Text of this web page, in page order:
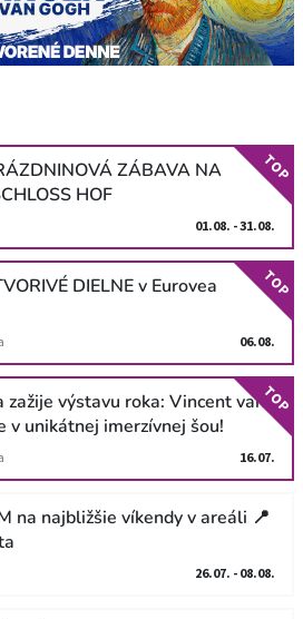
ZÁBAVA NA
HOF
01.08. - 31.08.
TOP
DIELNE v Eurovea
06.08.
TOP
zažije výstavu roka: Vincent van
v unikátnej imerzívnej šou!
16.07.
TOP
na najbližšie víkendy v areáli 📍
26.07. - 08.08.